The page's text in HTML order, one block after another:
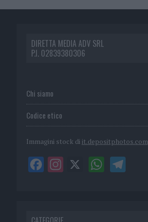
DIRETTA MEDIA ADV SRL
P.I. 02839380306
Chi siamo
Codice etico
Immagini stock di it.depositphotos.com